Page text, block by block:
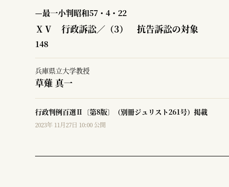
—最一小判昭和57・4・22
ⅩⅤ 行政訴訟／（3） 抗告訴訟の対象
148
兵庫県立大学教授
草薙 真一
行政判例百選Ⅱ〔第8版〕（別冊ジュリスト261号）掲載
2023年 11月27日 10:00 公開